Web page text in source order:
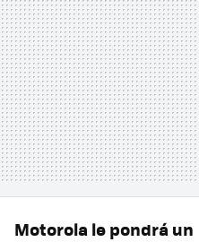
Motorola le pondrá un